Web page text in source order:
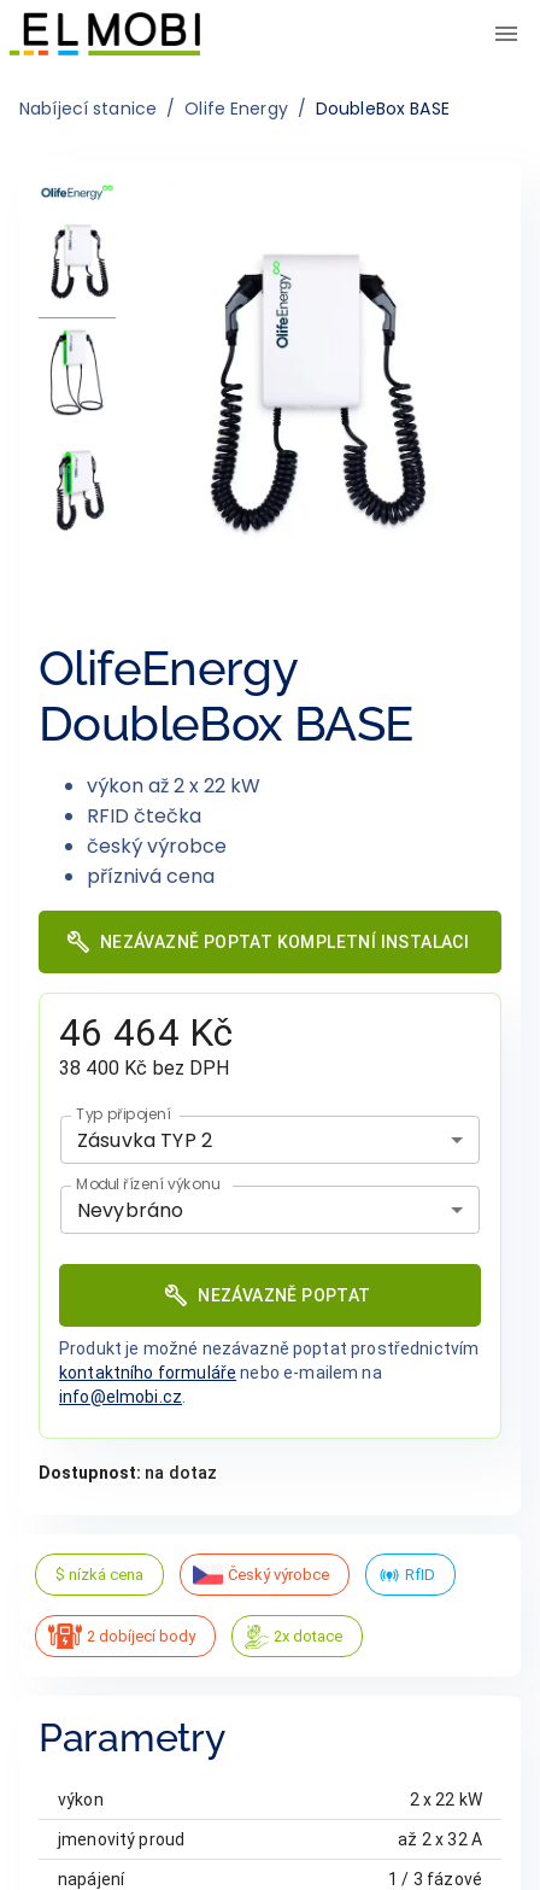
Nabíjecí stanice / Olife Energy / DoubleBox BASE
OlifeEnergy
DoubleBox BASE
výkon až 2 x 22 kW
RFID čtečka
český výrobce
příznivá cena
NEZÁVAZNĚ POPTAT KOMPLETNÍ INSTALACI
46 464 Kč
38 400 Kč bez DPH
Typ připojení
Zásuvka TYP 2
Modul řízení výkonu
Nevybráno
NEZÁVAZNĚ POPTAT
Produkt je možné nezávazně poptat prostřednictvím
kontaktního formuláře nebo e-mailem na
info@elmobi.cz
Dostupnost: na dotaz
$ nízká cena Český výrobce RfID
2 dobíjecí body 2x dotace
Parametry
výkon 2 x 22 kW
jmenovitý proud až 2 x 32 A
napájení 1 / 3 fázové